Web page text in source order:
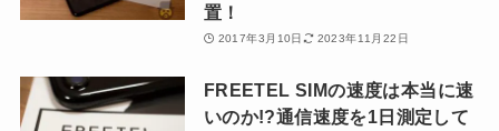
置！
2017年3月10日 2023年11月22日
FREETEL SIMの速度は本当に速
いのか!?通信速度を1日測定して